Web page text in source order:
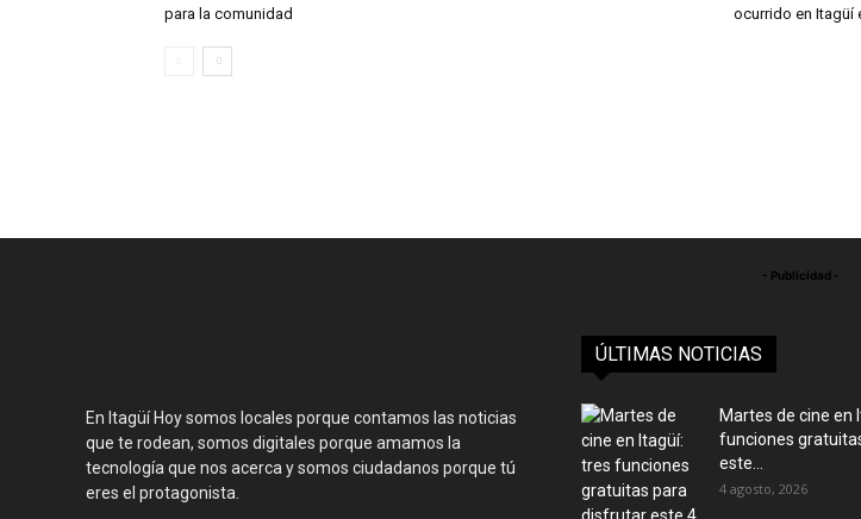
para la comunidad
ocurrido en Itagüí
- Publicidad -
En Itagüí Hoy somos locales porque contamos las noticias
que te rodean, somos digitales porque amamos la
tecnología que nos acerca y somos ciudadanos porque tú
eres el protagonista.
ÚLTIMAS NOTICIAS
Martes de cine en
funciones
este...
4 agosto, 2026